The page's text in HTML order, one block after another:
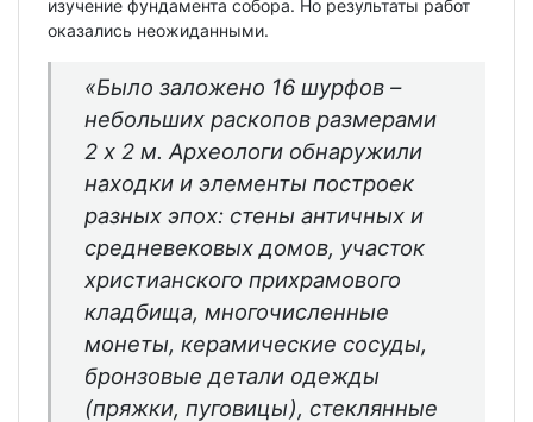
изучение фундамента собора. Но результаты работ
оказались неожиданными.
«Было заложено 16 шурфов –
небольших раскопов размерами
2 х 2 м. Археологи обнаружили
находки и элементы построек
разных эпох: стены античных и
средневековых домов, участок
христианского прихрамового
кладбища, многочисленные
монеты, керамические сосуды,
бронзовые детали одежды
(пряжки, пуговицы), стеклянные